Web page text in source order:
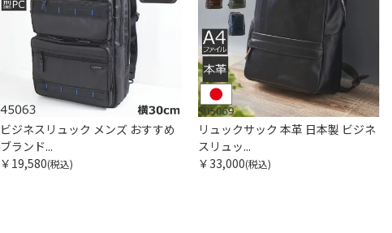
ビジネスリュック メンズ おすすめ
ブランド...
￥19,580(税込)
リュックサック 本革 日本製 ビジネ
スリュッ...
￥33,000(税込)